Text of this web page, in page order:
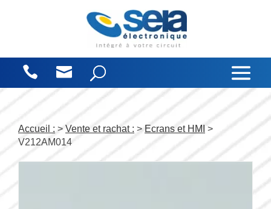
Accueil : > Vente et rachat : > Ecrans et HMI >
V212AM014